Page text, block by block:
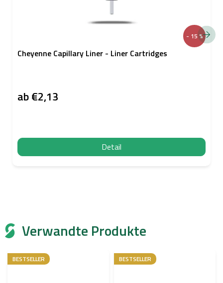
Verwandte Produkte
BESTSELLER BESTSELLER
- 15 %
Cheyenne Capillary Liner - Liner Cartridges
ab€2,13
Detail